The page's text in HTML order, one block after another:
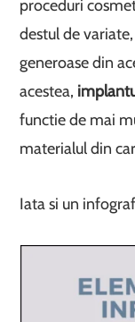
proceduri
destul de
generoase din
acestea,
functie de mai
materialul din
Iata si un